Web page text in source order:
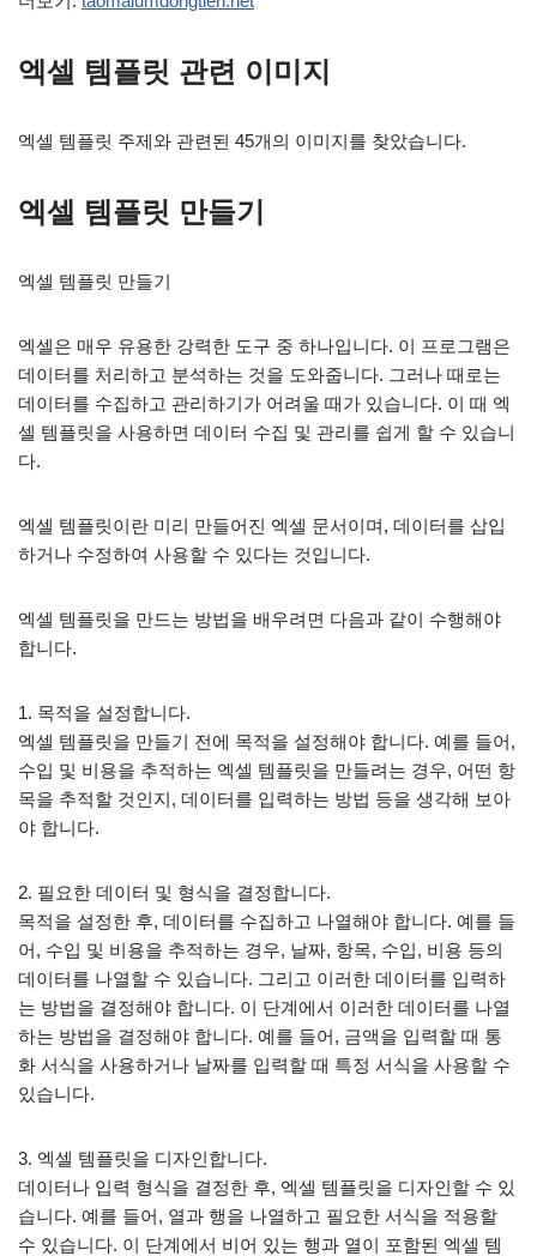
엑셀 템플릿 관련 이미지
엑셀 템플릿 주제와 관련된 45개의 이미지를 찾았습니다.
엑셀 템플릿 만들기
엑셀 템플릿 만들기
엑셀은 매우 유용한 강력한 도구 중 하나입니다. 이 프로그램은
데이터를 처리하고 분석하는 것을 도와줍니다. 그러나 때로는
데이터를 수집하고 관리하기가 어려울 때가 있습니다. 이 때 엑
셀 템플릿을 사용하면 데이터 수집 및 관리를 쉽게 할 수 있습니
다.
엑셀 템플릿이란 미리 만들어진 엑셀 문서이며, 데이터를 삽입
하거나 수정하여 사용할 수 있다는 것입니다.
엑셀 템플릿을 만드는 방법을 배우려면 다음과 같이 수행해야
합니다.
1. 목적을 설정합니다.
엑셀 템플릿을 만들기 전에 목적을 설정해야 합니다. 예를 들어,
수입 및 비용을 추적하는 엑셀 템플릿을 만들려는 경우, 어떤 항
목을 추적할 것인지, 데이터를 입력하는 방법 등을 생각해 보아
야 합니다.
2. 필요한 데이터 및 형식을 결정합니다.
목적을 설정한 후, 데이터를 수집하고 나열해야 합니다. 예를 들
어, 수입 및 비용을 추적하는 경우, 날짜, 항목, 수입, 비용 등의
데이터를 나열할 수 있습니다. 그리고 이러한 데이터를 입력하
는 방법을 결정해야 합니다. 이 단계에서 이러한 데이터를 나열
하는 방법을 결정해야 합니다. 예를 들어, 금액을 입력할 때 통
화 서식을 사용하거나 날짜를 입력할 때 특정 서식을 사용할 수
있습니다.
3. 엑셀 템플릿을 디자인합니다.
데이터나 입력 형식을 결정한 후, 엑셀 템플릿을 디자인할 수 있
습니다. 예를 들어, 열과 행을 나열하고 필요한 서식을 적용할
수 있습니다. 이 단계에서 비어 있는 행과 열이 포함된 엑셀 템